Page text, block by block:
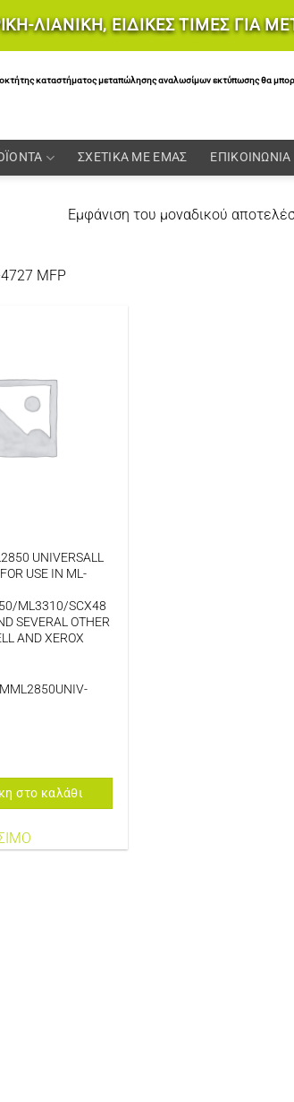
ΛΙΑΝΙΚΗ, ΕΙΔΙΚΕΣ ΤΙΜΕΣ ΓΙΑ
καταστήματος μεταπώλησης αναλωσίμων εκτύπωσης θα
ΣΧΕΤΙΚΑ ΜΕ ΕΜΑΣ ΕΠΙΚΟΙΝΩΝΙΑ
Εμφάνιση του μοναδικού
MFP
UNIVERSALL
USE IN ML-
ML3310/SCX48
SEVERAL OTHER
AND XEROX
στο καλάθι